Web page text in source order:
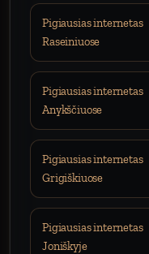
Pigiausias internetas
Raseiniuose
Pigiausias internetas
Anykščiuose
Pigiausias internetas
Grigiškiuose
Pigiausias internetas
Joniškyje